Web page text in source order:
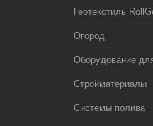
Геотекстиль
Огород
Оборудование
Стройматериалы
Системы полива